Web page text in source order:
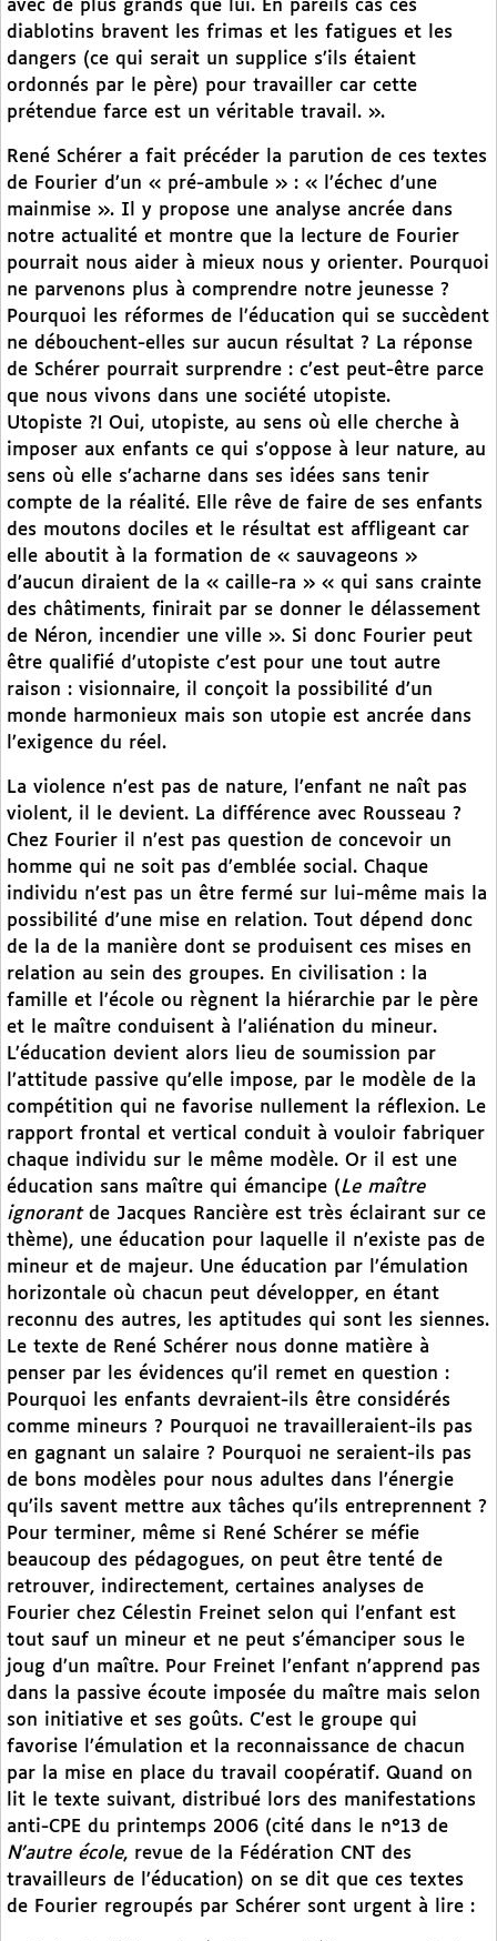
avec de plus grands que lui. En pareils cas ces
diablotins bravent les frimas et les fatigues et les
dangers (ce qui serait un supplice s’ils étaient
ordonnés par le père) pour travailler car cette
prétendue farce est un véritable travail. ».
René Schérer a fait précéder la parution de ces textes
de Fourier d’un « pré-ambule » : « l’échec d’une
mainmise ». Il y propose une analyse ancrée dans
notre actualité et montre que la lecture de Fourier
pourrait nous aider à mieux nous y orienter. Pourquoi
ne parvenons plus à comprendre notre jeunesse ?
Pourquoi les réformes de l’éducation qui se succèdent
ne débouchent-elles sur aucun résultat ? La réponse
de Schérer pourrait surprendre : c’est peut-être parce
que nous vivons dans une société utopiste.
Utopiste ?! Oui, utopiste, au sens où elle cherche à
imposer aux enfants ce qui s’oppose à leur nature, au
sens où elle s’acharne dans ses idées sans tenir
compte de la réalité. Elle rêve de faire de ses enfants
des moutons dociles et le résultat est affligeant car
elle aboutit à la formation de « sauvageons »
d’aucun diraient de la « caille-ra » « qui sans crainte
des châtiments, finirait par se donner le délassement
de Néron, incendier une ville ». Si donc Fourier peut
être qualifié d’utopiste c’est pour une tout autre
raison : visionnaire, il conçoit la possibilité d’un
monde harmonieux mais son utopie est ancrée dans
l’exigence du réel.
La violence n’est pas de nature, l’enfant ne naît pas
violent, il le devient. La différence avec Rousseau ?
Chez Fourier il n’est pas question de concevoir un
homme qui ne soit pas d’emblée social. Chaque
individu n’est pas un être fermé sur lui-même mais la
possibilité d’une mise en relation. Tout dépend donc
de la de la manière dont se produisent ces mises en
relation au sein des groupes. En civilisation : la
famille et l’école ou règnent la hiérarchie par le père
et le maître conduisent à l’aliénation du mineur.
L’éducation devient alors lieu de soumission par
l’attitude passive qu’elle impose, par le modèle de la
compétition qui ne favorise nullement la réflexion. Le
rapport frontal et vertical conduit à vouloir fabriquer
chaque individu sur le même modèle. Or il est une
éducation sans maître qui émancipe (Le maître
ignorantde Jacques Rancière est très éclairant sur ce
thème), une éducation pour laquelle il n’existe pas de
mineur et de majeur. Une éducation par l’émulation
horizontale où chacun peut développer, en étant
reconnu des autres, les aptitudes qui sont les siennes.
Le texte de René Schérer nous donne matière à
penser par les évidences qu’il remet en question :
Pourquoi les enfants devraient-ils être considérés
comme mineurs ? Pourquoi ne travailleraient-ils pas
en gagnant un salaire ? Pourquoi ne seraient-ils pas
de bons modèles pour nous adultes dans l’énergie
qu’ils savent mettre aux tâches qu’ils entreprennent ?
Pour terminer, même si René Schérer se méfie
beaucoup des pédagogues, on peut être tenté de
retrouver, indirectement, certaines analyses de
Fourier chez Célestin Freinet selon qui l’enfant est
tout sauf un mineur et ne peut s’émanciper sous le
joug d’un maître. Pour Freinet l’enfant n’apprend pas
dans la passive écoute imposée du maître mais selon
son initiative et ses goûts. C’est le groupe qui
favorise l’émulation et la reconnaissance de chacun
par la mise en place du travail coopératif. Quand on
lit le texte suivant, distribué lors des manifestations
anti-CPE du printemps 2006 (cité dans le n°13 de
N’autre école, revue de la Fédération CNT des
travailleurs de l’éducation) on se dit que ces textes
de Fourier regroupés par Schérer sont urgent à lire :